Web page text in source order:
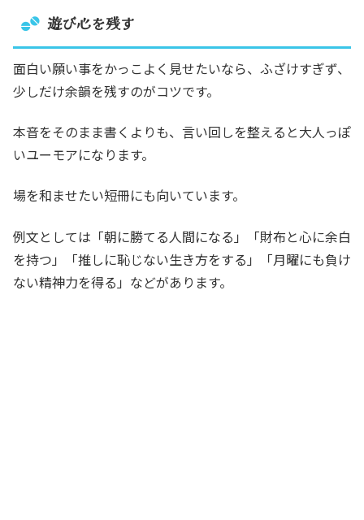
遊び心を残す
面白い願い事をかっこよく見せたいなら、ふざけすぎず、
少しだけ余韻を残すのがコツです。
本音をそのまま書くよりも、言い回しを整えると大人っぽ
いユーモアになります。
場を和ませたい短冊にも向いています。
例文としては「朝に勝てる人間になる」「財布と心に余白
を持つ」「推しに恥じない生き方をする」「月曜にも負け
ない精神力を得る」などがあります。